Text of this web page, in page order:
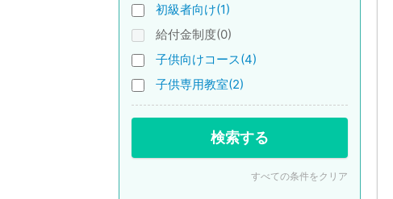
初級者向け(1)
給付金制度(0)
子供向けコース(4)
子供専用教室(2)
検索する
すべての条件をクリア